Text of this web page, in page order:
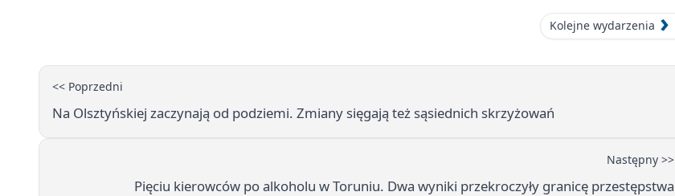
Kolejne wydarzenia
<< Poprzedni
Na Olsztyńskiej zaczynają od podziemi. Zmiany sięgają też sąsiednich skrzyżowań
Następny >>
Pięciu kierowców po alkoholu w Toruniu. Dwa wyniki przekroczyły granicę przestępstwa